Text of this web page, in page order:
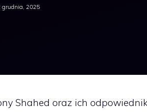
grudnia, 2025
Shahed oraz ich